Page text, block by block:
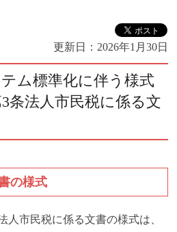
更新日： 2026年1月30日
ム標準化に伴う様式
法人市民税に係る文
の様式
人市民税に係る文書の様式は、